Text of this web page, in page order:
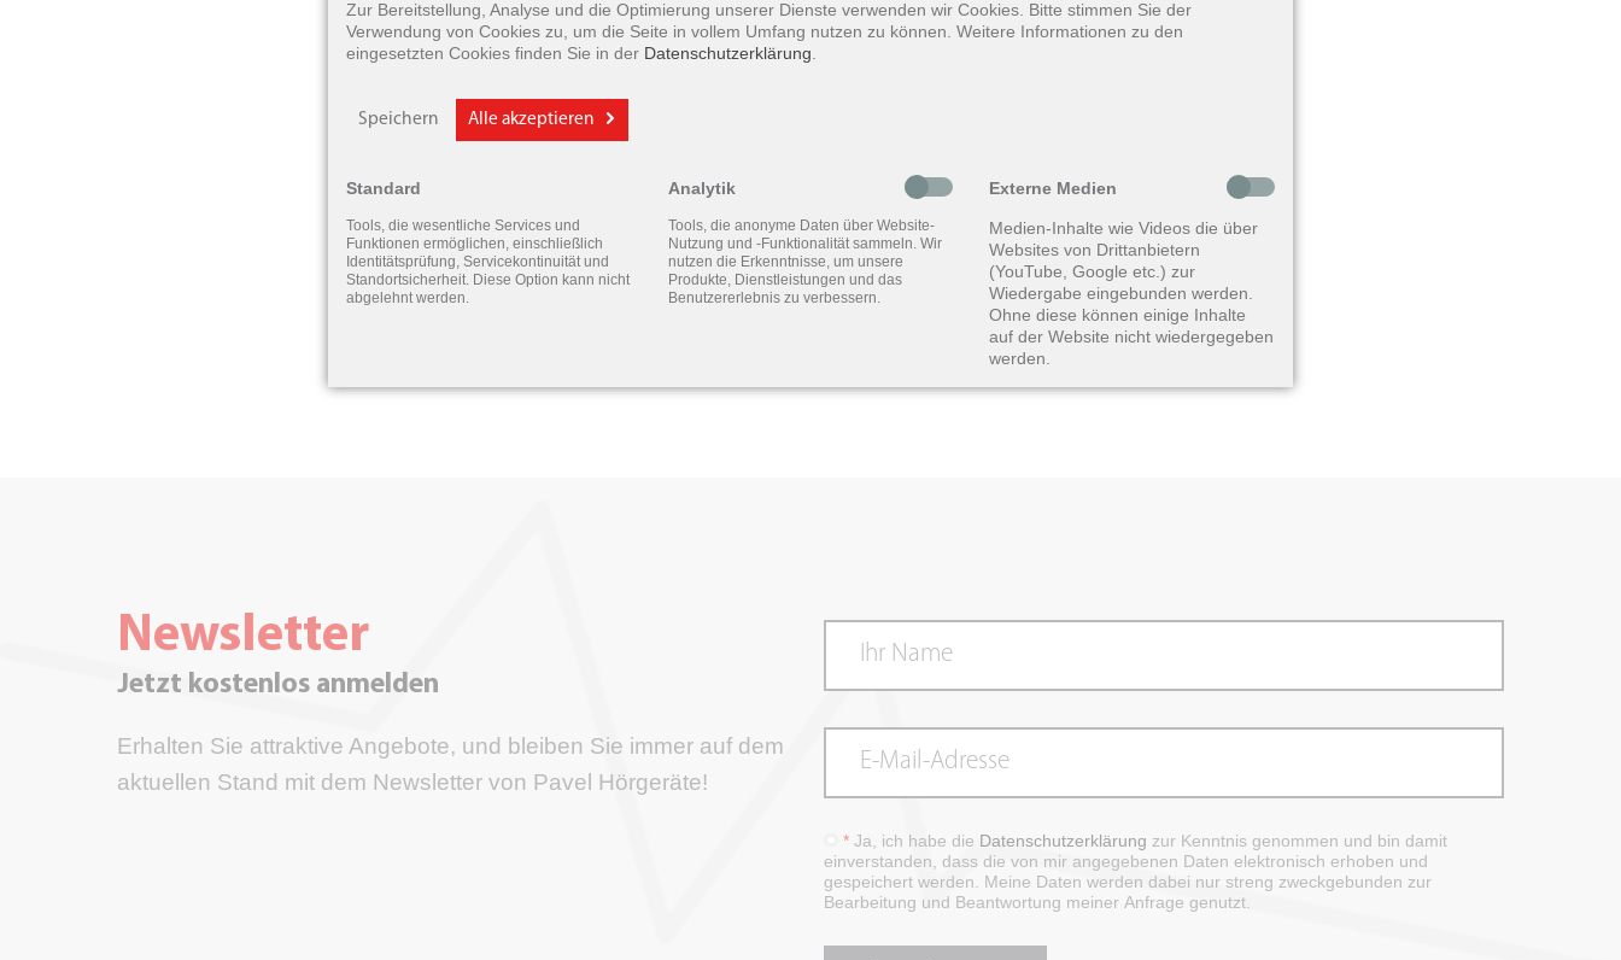
Newsletter
Jetzt kostenlos anmelden
Erhalten Sie attraktive Angebote, und bleiben Sie immer auf dem
aktuellen Stand mit dem Newsletter von Pavel Hörgeräte!
*Ja, ich habe die Datenschutzerklärung zur Kenntnis genommen und bin damit
einverstanden, dass die von mir angegebenen Daten elektronisch erhoben und
gespeichert werden. Meine Daten werden dabei nur streng zweckgebunden zur
Bearbeitung und Beantwortung meiner Anfrage genutzt.
Zur Bereitstellung, Analyse und die Optimierung unserer Dienste verwenden wir Cookies. Bitte stimmen Sie der
Verwendung von Cookies zu, um die Seite in vollem Umfang nutzen zu können. Weitere Informationen zu den
eingesetzten Cookies finden Sie in der Datenschutzerklärung
Speichern Alle akzeptieren
Standard
Tools, die wesentliche Services und
Funktionen ermöglichen, einschließlich
Identitätsprüfung, Servicekontinuität und
Standortsicherheit. Diese Option kann nicht
abgelehnt werden.
Analytik
Tools, die anonyme Daten über Website-
Nutzung und -Funktionalität sammeln. Wir
nutzen die Erkenntnisse, um unsere
Produkte, Dienstleistungen und das
Benutzererlebnis zu verbessern.
Externe Medien
Medien-Inhalte wie Videos die über
Websites von Drittanbietern
(YouTube, Google etc.) zur
Wiedergabe eingebunden werden.
Ohne diese können einige Inhalte
auf der Website nicht wiedergegeben
werden.